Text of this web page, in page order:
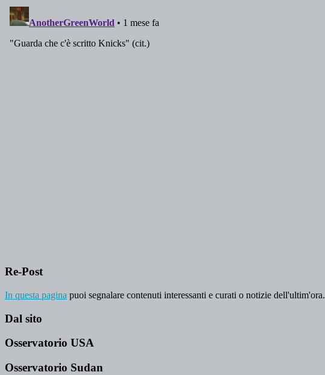
Re-Post
In questa pagina puoi segnalare contenuti interessanti e curati o notizie dell'ultim'ora.
Dal sito
Osservatorio USA
Osservatorio Sudan